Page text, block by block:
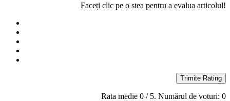
Faceți clic pe o stea pentru a evalua articolul!
Trimite Rating
Rata medie 0 / 5. Numărul de voturi: 0